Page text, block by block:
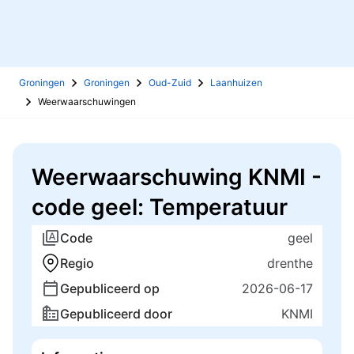
Groningen Groningen Oud-Zuid
Laanhuizen
Weerwaarschuwingen
Weerwaarschuwing KNMI -
code geel: Temperatuur
Code
geel
Regio
drenthe
Gepubliceerd op
2026-06-17
Gepubliceerd door
KNMI